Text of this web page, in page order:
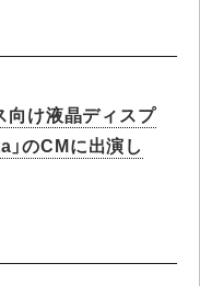
け液晶ディスプ
のCMに出演し